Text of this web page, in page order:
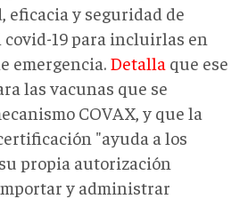
eficacia y seguridad de
19 para incluirlas en
emergencia. Detalla que ese
las vacunas que se
COVAX, y que la
"ayuda a los
propia autorización
y administrar